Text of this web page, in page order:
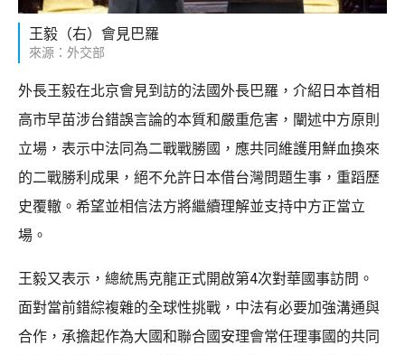
王毅（右）會見巴羅
來源：外交部
外長王毅在北京會見到訪的法國外長巴羅，介紹日本首相
高市早苗涉台錯誤言論的本質和嚴重危害，闡述中方原則
立場，表示中法同為二戰戰勝國，應共同維護用鮮血換來
的二戰勝利成果，絕不允許日本借台灣問題生事，重蹈歷
史覆轍。希望並相信法方將繼續理解並支持中方正當立
場。
王毅又表示，總統馬克龍正式開啟第4次對華國事訪問。
面對當前錯綜複雜的全球性挑戰，中法有必要加強溝通與
合作，承擔起作為大國和聯合國安理會常任理事國的共同